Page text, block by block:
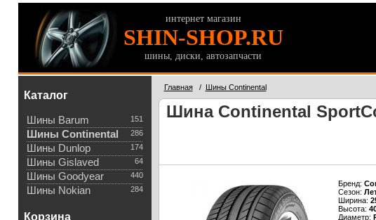
интернет магазин
SHIN-SHOP.RU
шины, диски, автозапчасти
Каталог
151
Шины Barum
286
Шины Continental
174
Шины Dunlop
64
Шины Gislaved
440
Шины Goodyear
284
Шины Nokian
Корзина
Главная/ Шины Continental
Шина Continental
Бренд:
Сезон:
Ширина:
Высота:
Диаметр: